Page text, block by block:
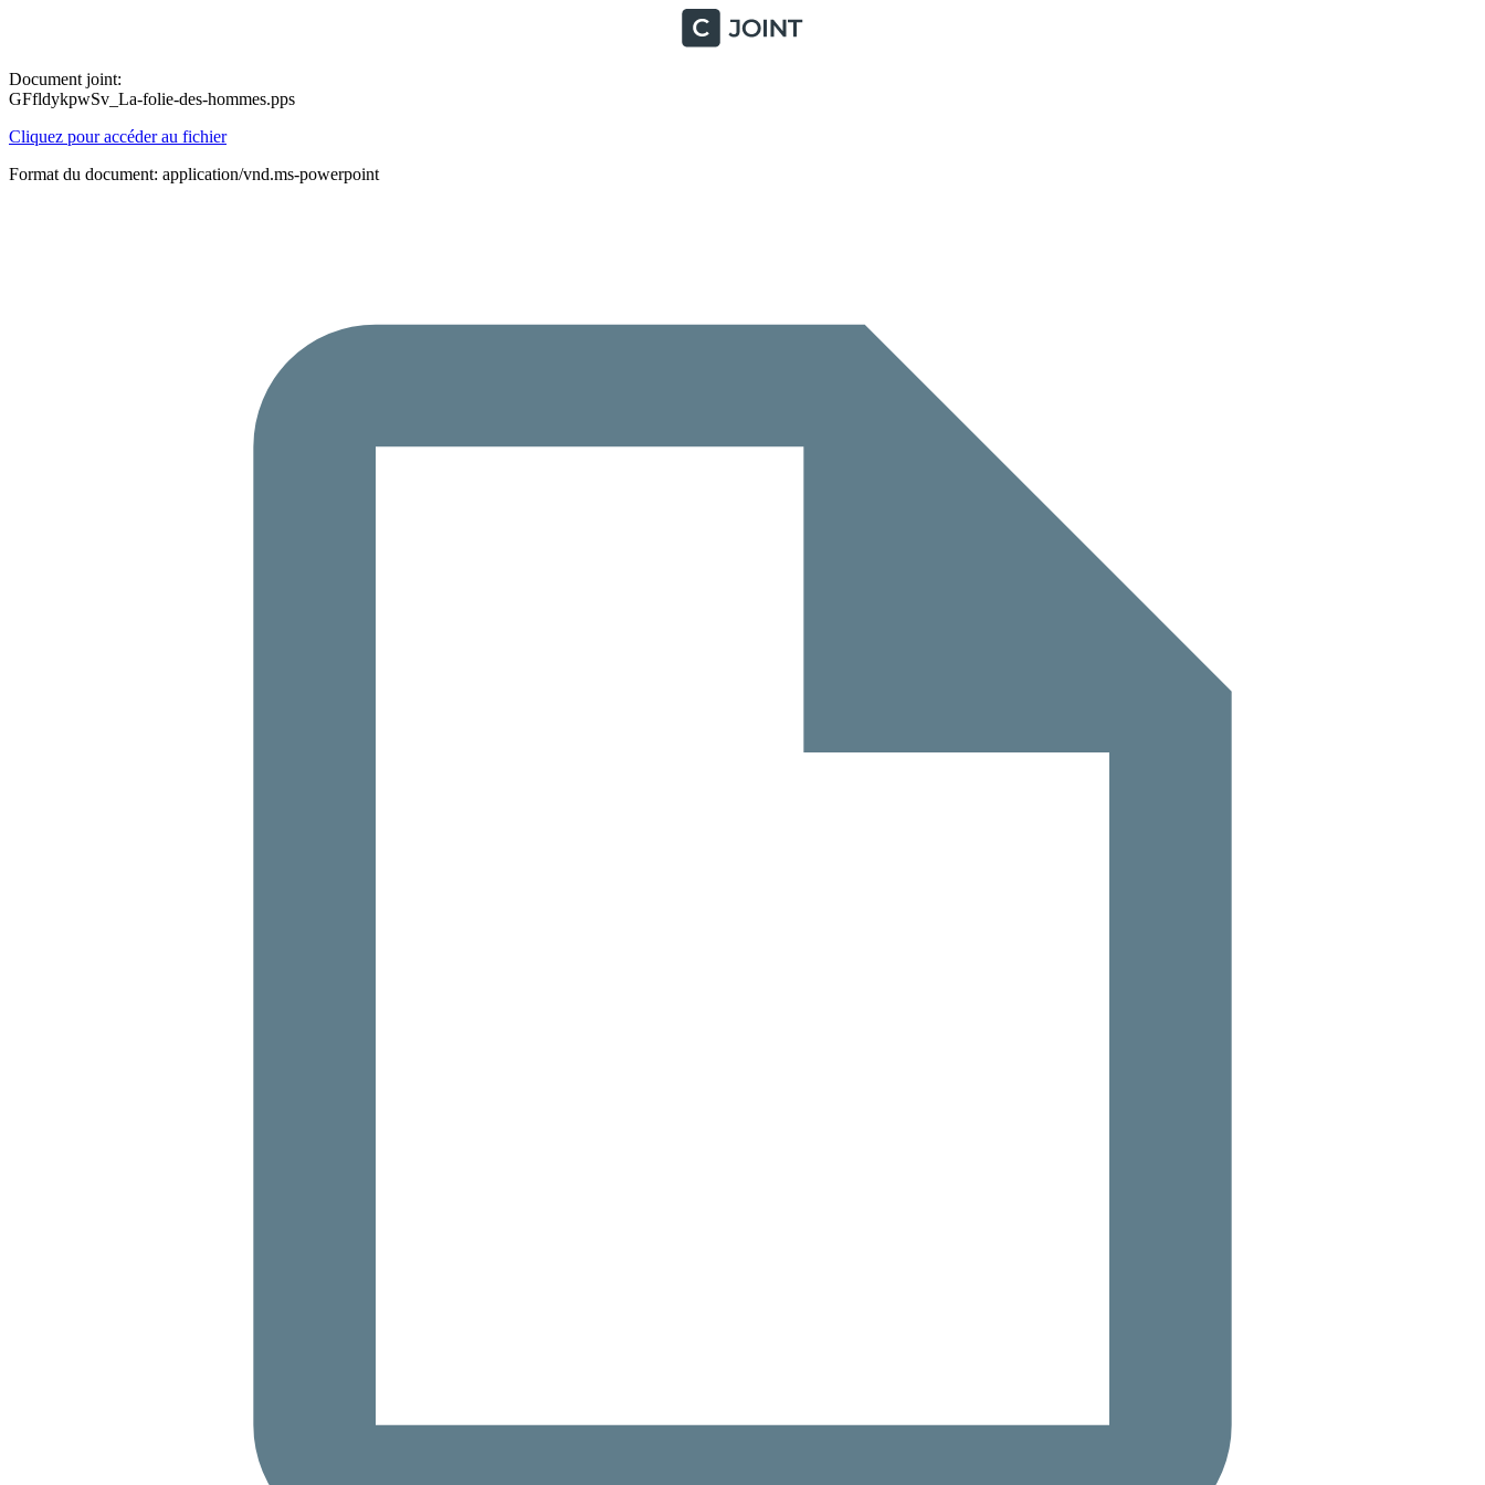
Document joint:
GFfldykpwSv_La-folie-des-hommes.pps
Cliquez pour accéder au fichier
Format du document: application/vnd.ms-powerpoint